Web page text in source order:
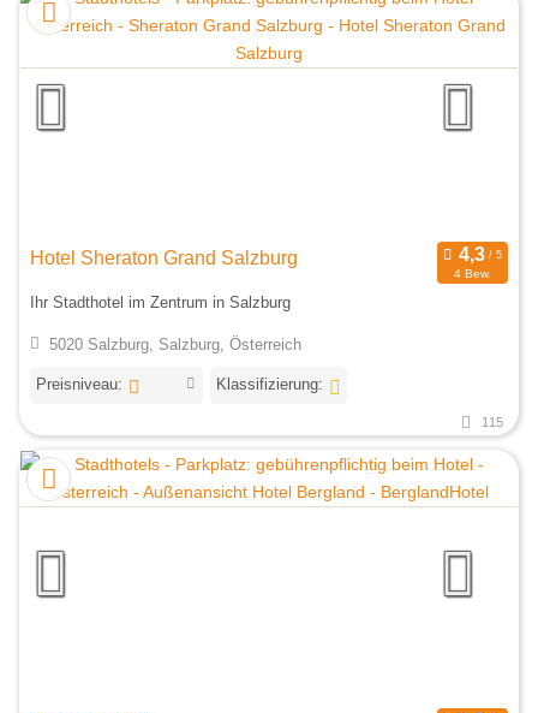
Hotel Sheraton Grand Salzburg
4 Bew.
Ihr Stadthotel im Zentrum in Salzburg
5020 Salzburg, Salzburg, Österreich
Preisniveau: Klassifizierung:
115